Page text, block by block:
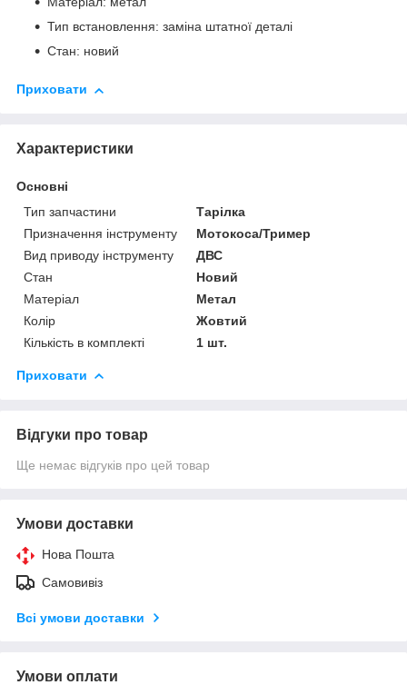
Тип встановлення: заміна штатної деталі
Стан: новий
Приховати
Характеристики
Основні
Тип запчастини
Тарілка
Призначення інструменту
Мотокоса/Тример
Вид приводу інструменту
ДВС
Стан
Новий
Матеріал
Метал
Колір
Жовтий
Кількість в комплекті
1 шт.
Приховати
Відгуки про товар
Ще немає відгуків про цей товар
Умови доставки
Нова Пошта
Самовивіз
Всі умови доставки
Умови оплати